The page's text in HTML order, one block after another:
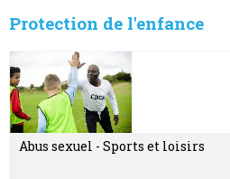
Protection de l'enfance
Abus sexuel - Sports et loisirs